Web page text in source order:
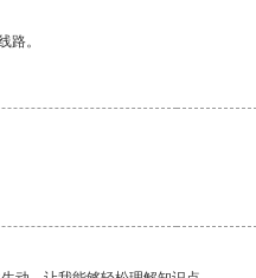
路。